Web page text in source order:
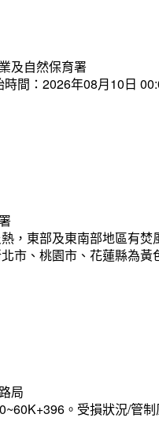
及自然保育署
時間：2026年08月10日
，東部及東南部地區有
市、桃園市、花蓮縣為
局
。受損狀況/管